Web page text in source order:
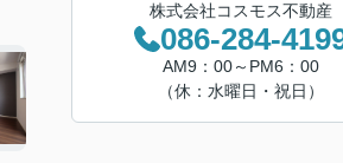
株式会社コスモス不動産
086-284-
AM9：00～PM6：00
（休：水曜日・祝日）